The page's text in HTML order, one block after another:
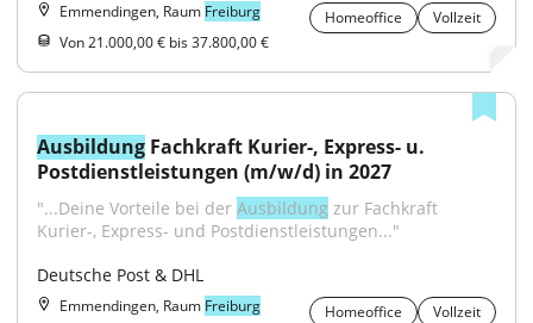
Emmendingen, Raum Freiburg Homeoffice
Vollzeit
Von 21.000,00 € bis 37.800,00 €
Ausbildung Fachkraft Kurier-, Express- u.
Postdienstleistungen (m/w/d) in 2027
"...Deine Vorteile bei der Ausbildung zur Fachkraft
Kurier-, Express- und Postdienstleistungen..."
Deutsche Post & DHL
Emmendingen, Raum Freiburg Homeoffice
Vollzeit